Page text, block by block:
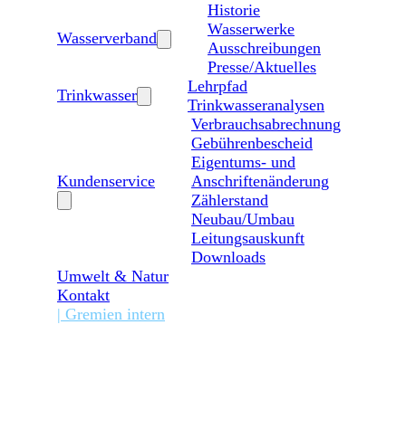
Wasserverband
Historie
Wasserwerke
Ausschreibungen
Presse/Aktuelles
Trinkwasser
Lehrpfad
Trinkwasseranalysen
Kundenservice
Verbrauchsabrechnung
Gebührenbescheid
Eigentums- und
Anschriftenänderung
Zählerstand
Neubau/Umbau
Leitungsauskunft
Downloads
Umwelt & Natur
Kontakt
| Gremien intern